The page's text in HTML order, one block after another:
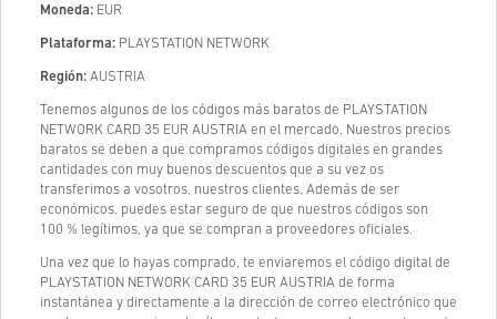
Moneda: EUR
Plataforma: PLAYSTATION NETWORK
Región: AUSTRIA
Tenemos algunos de los códigos más baratos de PLAYSTATION
NETWORK CARD 35 EUR AUSTRIA en el mercado. Nuestros precios
baratos se deben a que compramos códigos digitales en grandes
cantidades con muy buenos descuentos que a su vez os
transferimos a vosotros, nuestros clientes. Además de ser
económicos, puedes estar seguro de que nuestros códigos son
100 % legítimos, ya que se compran a proveedores oficiales.
Una vez que lo hayas comprado, te enviaremos el código digital de
PLAYSTATION NETWORK CARD 35 EUR AUSTRIA de forma
instantánea y directamente a la dirección de correo electrónico que